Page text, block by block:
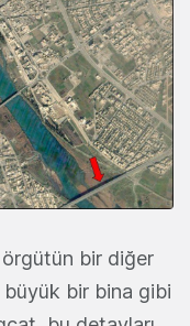
bir diğer
büyük bir bina gibi